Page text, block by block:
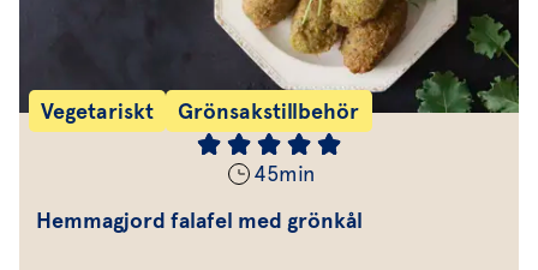
Vegetariskt Grönsakstillbehör
45min
Hemmagjord falafel med grönkål